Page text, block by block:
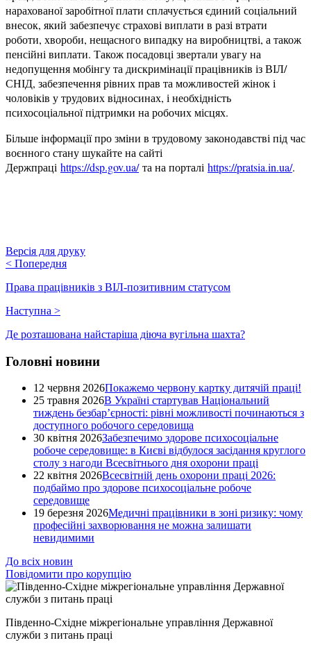
нарахованої заробітної плати сплачується єдиний соціальний
внесок, який забезпечує страхові виплати в разі втрати
роботи, хвороби, нещасного випадку на виробництві, а також
пенсійні виплати. Також посадовці звертали увагу на
недопущення мобінгу та дискримінації працівників із ВІЛ/
СНІД, забезпечення рівних прав та можливостей жінок і
чоловіків у трудових відносинах, і необхідність
психосоціальної підтримки на робочих місцях.
Більше інформації про зміни в трудовому законодавстві під час
воєнного стану шукайте на сайті
Держпраці https://dsp.gov.ua/та на порталі https://pratsia.in.ua/.
Версія для друку
< Попередня
Права працівників з ВІЛ-позитивним статусом
Наступна >
Де розташована найстаріша діюча вугільна шахта?
Головні новини
12 червня 2026Покажемо червону картку дитячій праці!
25 травня 2026В Україні стартував Національний
тиждень безбар’єрності: рівні можливості починаються з
доступного робочого середовища
30 квітня 2026Забезпечимо здорове психосоціальне
робоче середовище: в Києві відбулося засідання круглого
столу з нагоди Всесвітнього дня охорони праці
22 квітня 2026Всесвітній день охорони праці 2026:
подбаймо про здорове психосоціальне робоче
середовище
19 березня 2026Медичні працівники в зоні ризику: чому
професійні захворювання не можна залишати
невидимими
До всіх новин
Повідомити про корупцію
Південно-Східне міжрегіональне управління Державної
служби з питань праці